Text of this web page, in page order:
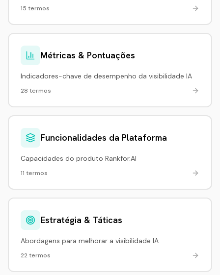
15 termos
Métricas & Pontuações
Indicadores-chave de desempenho da visibilidade IA
28 termos
Funcionalidades da Plataforma
Capacidades do produto Rankfor.AI
11 termos
Estratégia & Táticas
Abordagens para melhorar a visibilidade IA
22 termos